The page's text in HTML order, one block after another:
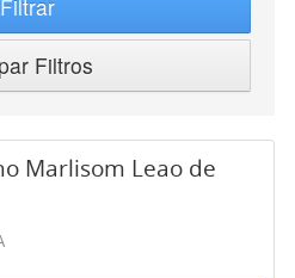
Filtrar
Filtros
Marlisom Leao de